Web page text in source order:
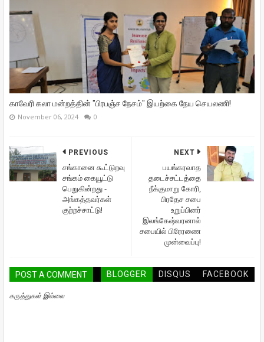
காவேரி கலா மன்றத்தின் "பிரபஞ்ச நேசம்" இயற்கை நேய செயலணி!
November 06, 2024 0
NEXT
பயங்கரவாத
தடைச்சட்டத்தை
நீக்குமாறு கோரி,
பிரதேச சபை
உறுப்பினர்
இலங்கேஷ்வரனால்
சபையில் பிரேரணை
முன்வைப்பு!
PREVIOUS
சங்கானை கூட்டுறவு
சங்கம் கையூட்டு
பெறுகின்றது -
அங்கத்தவர்கள்
குற்றச்சாட்டு!
POST A COMMENT BLOGGER DISQUS FACEBOOK
கருத்துகள் இல்லை